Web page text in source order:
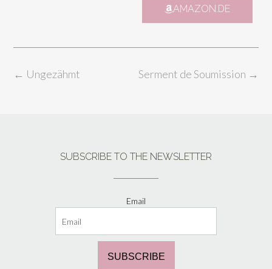
AMAZON.DE
Serment de Soumission →
← Ungezähmt
SUBSCRIBE TO THE NEWSLETTER
Email
SUBSCRIBE